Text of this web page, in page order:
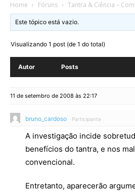
Home › Fóruns › Tantra & Ciência –
Este tópico está vazio.
Visualizando 1 post (de 1 do total)
Autor Posts
11 de setembro de 2008 às 22:17
bruno_cardoso Participante
A investigação incide
benefícios do tantra, e nos
convencional.
Entretanto, aparecerão